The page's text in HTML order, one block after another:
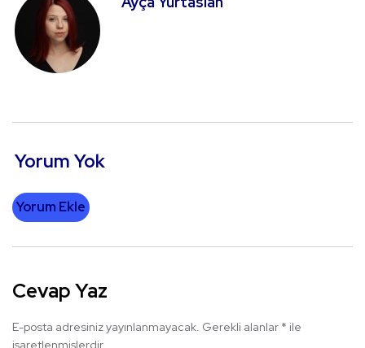
Yorum Yok
Yorum Ekle
Cevap Yaz
E-posta adresiniz yayınlanmayacak. Gerekli alanlar * ile
işaretlenmişlerdir